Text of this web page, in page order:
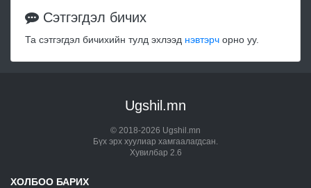
Сэтгэгдэл бичих
Та сэтгэгдэл бичихийн тулд эхлээд нэвтэрч орно уу.
Ugshil.mn
© 2018-2026 Ugshil.mn
Бүх эрх хуулиар хамгаалагдсан.
Хувилбар 2.6
ХОЛБОО БАРИХ